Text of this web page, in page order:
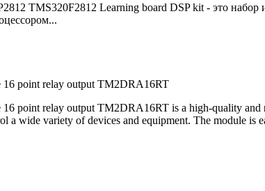
TMS320F2812 Learning board DSP kit - это
16 point relay output TM2DRA16RT
point relay output TM2DRA16RT is a high-quality
a wide variety of devices and equipment. The module is